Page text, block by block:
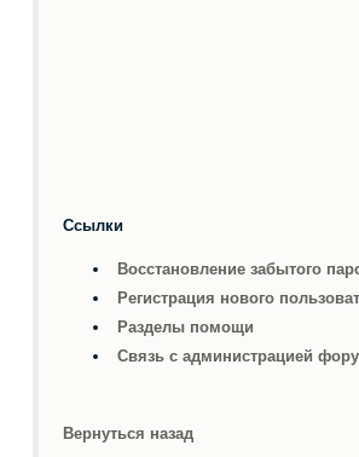
Ссылки
Восстановление забытого
Регистрация нового
Разделы помощи
Связь с администрацией
Вернуться назад